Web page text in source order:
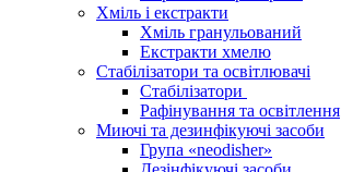
Хміль і екстракти
Хміль гранульований
Екстракти хмелю
Стабілізатори та освітлювачі
Стабілізатори
Рафінування та освітлення
Миючі та дезинфікуючі засоби
Група «neodisher»